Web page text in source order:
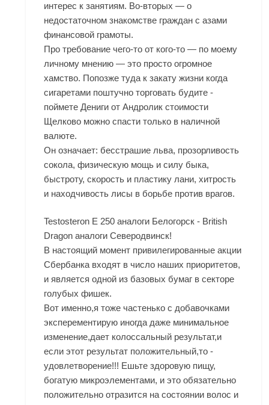
интерес к занятиям. Во-вторых — о
недостаточном знакомстве граждан с азами
финансовой грамоты.
Про требование чего-то от кого-то — по моему
личному мнению — это просто огромное
хамство. Попозже туда к закату жизни когда
сигаретами поштучно торговать будите -
поймете Дениги от Андролик стоимости
Щелково можно спасти только в наличной
валюте.
Он означает: бесстрашие льва, прозорливость
сокола, физическую мощь и силу быка,
быстроту, скорость и пластику лани, хитрость
и находчивость лисы в борьбе против врагов.
Testosteron E 250 аналоги Белогорск - British
Dragon аналоги Северодвинск!
В настоящий момент привилегированные акции
Сбербанка входят в число наших приоритетов,
и является одной из базовых бумаг в секторе
голубых фишек.
Вот именно,я тоже частенько с добавочками
эксперементирую иногда даже минимальное
изменение,дает колоссальный результат,и
если этот результат положительный,то -
удовлетворение!!! Ешьте здоровую пищу,
богатую микроэлементами, и это обязательно
положительно отразится на состоянии волос и